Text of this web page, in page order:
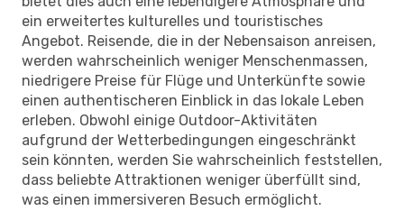
ein erweitertes kulturelles und touristisches
Angebot. Reisende, die in der Nebensaison anreisen,
werden wahrscheinlich weniger Menschenmassen,
niedrigere Preise für Flüge und Unterkünfte sowie
einen authentischeren Einblick in das lokale Leben
erleben. Obwohl einige Outdoor-Aktivitäten
aufgrund der Wetterbedingungen eingeschränkt
sein könnten, werden Sie wahrscheinlich feststellen,
dass beliebte Attraktionen weniger überfüllt sind,
was einen immersiveren Besuch ermöglicht.